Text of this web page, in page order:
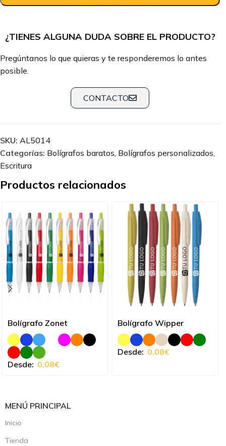
¿TIENES ALGUNA DUDA SOBRE EL PRODUCTO?
Pregúntanos lo que quieras y te responderemos lo antes
posible.
CONTACTO
SKU: AL5014
Categorías: Bolígrafos baratos, Bolígrafos personalizados,
Escritura
Productos relacionados
Bolígrafo Zonet
Desde: 0,08€
Bolígrafo Wipper
Desde: 0,08€
MENÚ PRINCIPAL
Inicio
Tienda